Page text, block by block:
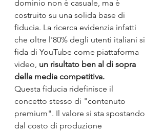
dominio non è casuale, ma è
costruito su una solida base di
fiducia. La ricerca evidenzia infatti
che oltre l'80% degli utenti italiani si
fida di YouTube come piattaforma
video, un risultato ben al di sopra
della media competitiva.
Questa fiducia ridefinisce il
concetto stesso di "contenuto
premium". Il valore si sta spostando
dal costo di produzione